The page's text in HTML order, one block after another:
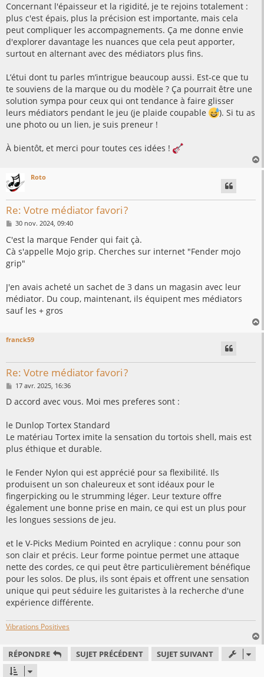
Concernant l'épaisseur et la rigidité, je te rejoins totalement :
plus c'est épais, plus la précision est importante, mais cela
peut compliquer les accompagnements. Ça me donne envie
d'explorer davantage les nuances que cela peut apporter,
surtout en alternant avec des médiators plus fins.
L’étui dont tu parles m’intrigue beaucoup aussi. Est-ce que tu
te souviens de la marque ou du modèle ? Ça pourrait être une
solution sympa pour ceux qui ont tendance à faire glisser
leurs médiators pendant le jeu (je plaide coupable
). Si tu as
une photo ou un lien, je suis preneur !
À bientôt, et merci pour toutes ces idées !
Roto
Re: Votre médiator favori ?
M
s
s
a
g
e
30 nov. 2024, 09:40
C'est la marque Fender qui fait çà.
Cà s'appelle Mojo grip. Cherches sur internet "Fender mojo
grip"
J'en avais acheté un sachet de 3 dans un magasin avec leur
médiator. Du coup, maintenant, ils équipent mes médiators
sauf les + gros
franck59
Re: Votre médiator favori ?
M
s
g
e
17 avr. 2025, 16:36
D accord avec vous. Moi mes preferes sont :
le Dunlop Tortex Standard
Le matériau Tortex imite la sensation du tortois shell, mais est
plus éthique et durable.
le Fender Nylon qui est apprécié pour sa flexibilité. Ils
produisent un son chaleureux et sont idéaux pour le
fingerpicking ou le strumming léger. Leur texture offre
également une bonne prise en main, ce qui est un plus pour
les longues sessions de jeu.
et le V-Picks Medium Pointed en acrylique : connu pour son
son clair et précis. Leur forme pointue permet une attaque
nette des cordes, ce qui peut être particulièrement bénéfique
pour les solos. De plus, ils sont épais et offrent une sensation
unique qui peut séduire les guitaristes à la recherche d'une
expérience différente.
Vibrations Positives
RÉPONDRE SUJET PRÉCÉDENT SUJET SUIVANT